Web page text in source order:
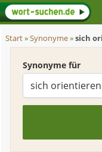
Start»Synonyme»sich
Synonyme für